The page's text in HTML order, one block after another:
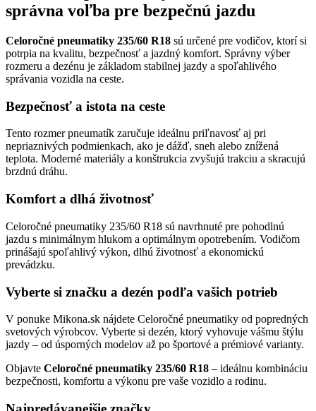
správna voľba pre bezpečnú jazdu
Celoročné pneumatiky 235/60 R18 sú určené pre vodičov, ktorí si
potrpia na kvalitu, bezpečnosť a jazdný komfort. Správny výber
rozmeru a dezénu je základom stabilnej jazdy a spoľahlivého
správania vozidla na ceste.
Bezpečnosť a istota na ceste
Tento rozmer pneumatík zaručuje ideálnu priľnavosť aj pri
nepriaznivých podmienkach, ako je dážď, sneh alebo znížená
teplota. Moderné materiály a konštrukcia zvyšujú trakciu a skracujú
brzdnú dráhu.
Komfort a dlhá životnosť
Celoročné pneumatiky 235/60 R18 sú navrhnuté pre pohodlnú
jazdu s minimálnym hlukom a optimálnym opotrebením. Vodičom
prinášajú spoľahlivý výkon, dlhú životnosť a ekonomickú
prevádzku.
Vyberte si značku a dezén podľa vašich potrieb
V ponuke Mikona.sk nájdete Celoročné pneumatiky od popredných
svetových výrobcov. Vyberte si dezén, ktorý vyhovuje vášmu štýlu
jazdy – od úsporných modelov až po športové a prémiové varianty.
Objavte Celoročné pneumatiky 235/60 R18 – ideálnu kombináciu
bezpečnosti, komfortu a výkonu pre vaše vozidlo a rodinu.